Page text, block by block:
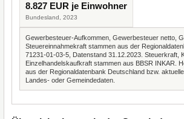
8.827 EUR je Einwohner
Bundesland, 2023
Gewerbesteuer-Aufkommen, Gewerbesteuer netto,
Steuereinnahmekraft stammen aus der
71231-01-03-5, Datenstand 31.12.2023. Steuerkraft,
Einzelhandelskaufkraft stammen aus BBSR INKAR.
aus der Regionaldatenbank Deutschland bzw.
Landes- oder Gemeindedaten.